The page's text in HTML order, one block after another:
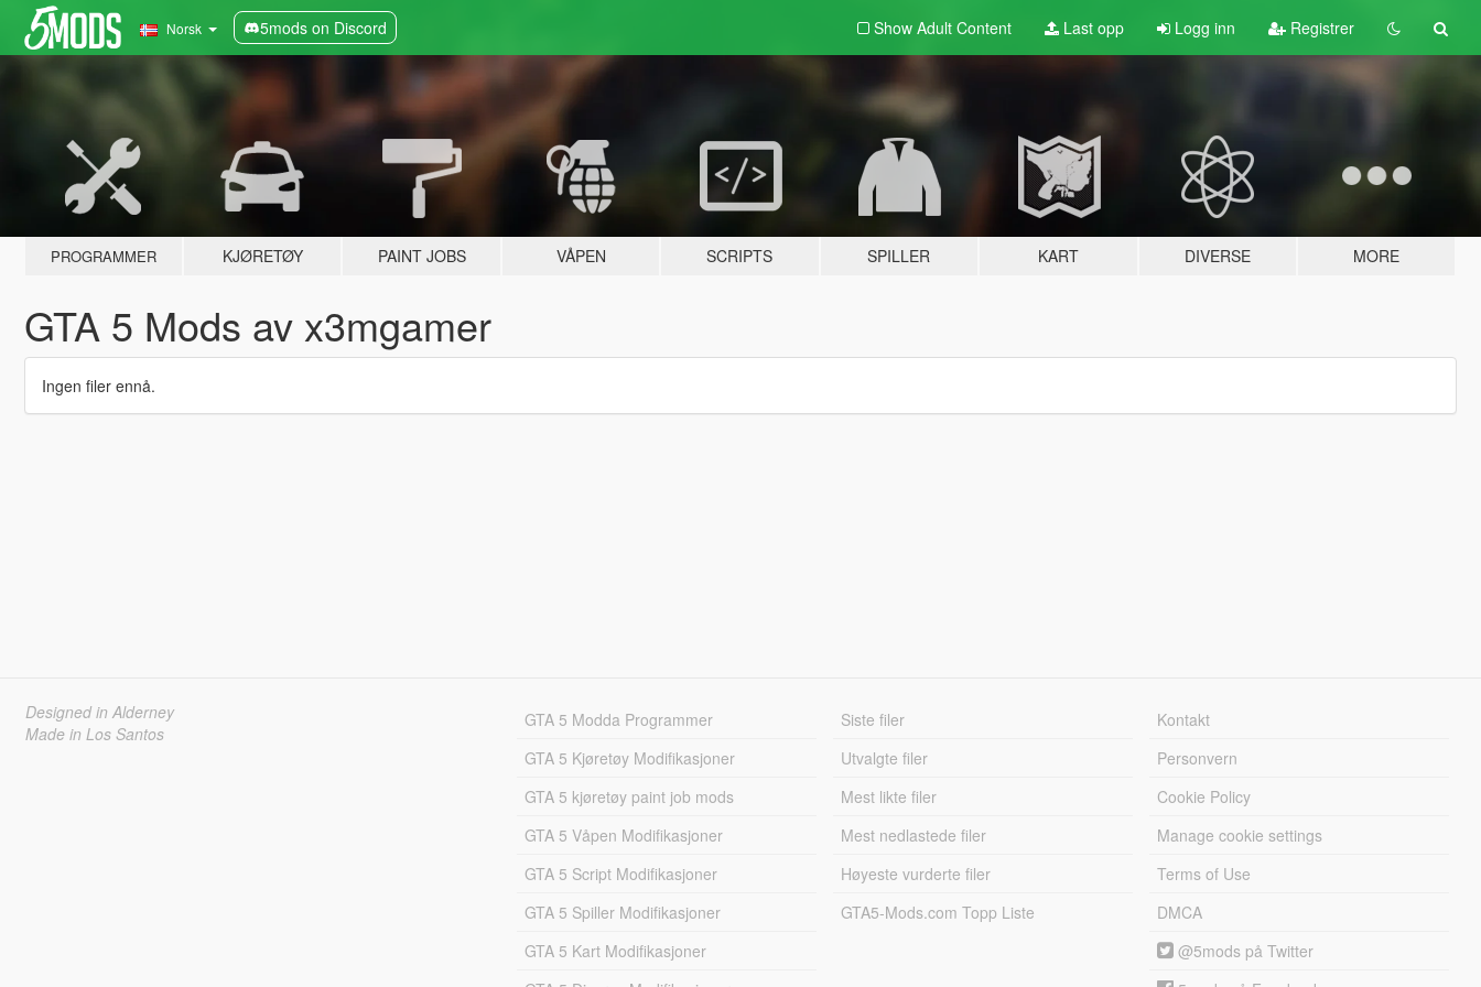
Norsk 5mods on Discord Show Adult Content Last opp Logg inn Registrer
PROGRAMMER KJØRETØY PAINT JOBS VÅPEN SCRIPTS SPILLER KART DIVERSE MORE
GTA 5 Mods av x3mgamer
Ingen filer ennå.
Designed in Alderney
Made in Los Santos
GTA 5 Modda Programmer
GTA 5 Kjøretøy Modifikasjoner
GTA 5 kjøretøy paint job mods
GTA 5 Våpen Modifikasjoner
GTA 5 Script Modifikasjoner
GTA 5 Spiller Modifikasjoner
GTA 5 Kart Modifikasjoner
Siste filer
Utvalgte filer
Mest likte filer
Mest nedlastede filer
Høyeste vurderte filer
GTA5-Mods.com Topp Liste
Kontakt
Personvern
Cookie Policy
Manage cookie settings
Terms of Use
DMCA
@5mods på Twitter